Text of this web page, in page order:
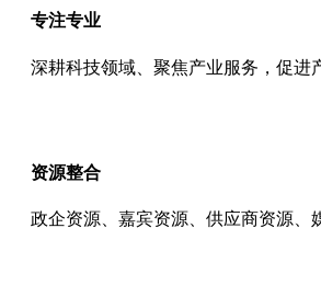
专注专业
深耕科技领域、聚焦产业服务，促进
资源整合
政企资源、嘉宾资源、供应商资源、